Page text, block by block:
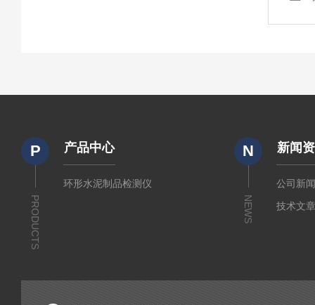
P
PRODUCTS
产品中心
环形水泥制品检测仪
N
NEWS
新闻
公司新
技术文